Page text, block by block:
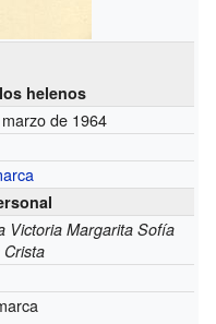
helenos
de 1964
Victoria Margarita Sofía
Crista